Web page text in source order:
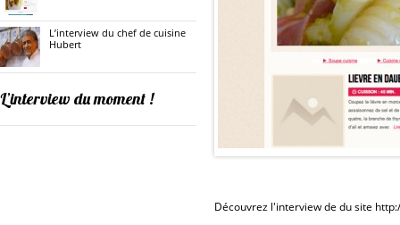
L’interview du chef de cuisine
Hubert
L’interview du moment !
Découvrez l'interview de du site